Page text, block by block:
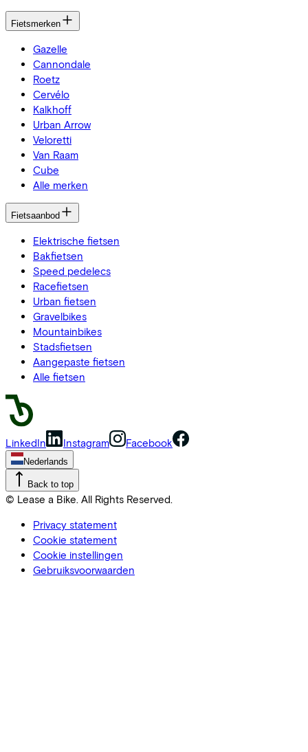
Fietsmerken
Gazelle
Cannondale
Roetz
Cervélo
Kalkhoff
Urban Arrow
Veloretti
Van Raam
Cube
Alle merken
Fietsaanbod
Elektrische fietsen
Bakfietsen
Speed pedelecs
Racefietsen
Urban fietsen
Gravelbikes
Mountainbikes
Stadsfietsen
Aangepaste fietsen
Alle fietsen
LinkedIn Instagram Facebook
Nederlands
Back to top
© Lease a Bike. All Rights Reserved.
Privacy statement
Cookie statement
Cookie instellingen
Gebruiksvoorwaarden